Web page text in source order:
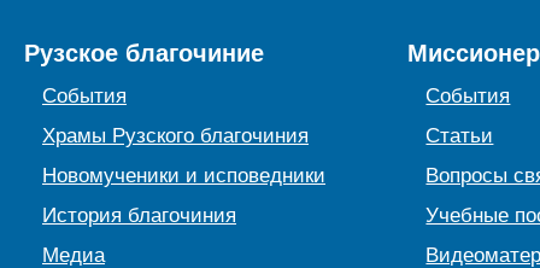
Рузское благочиние
События
Храмы Рузского благочиния
Новомученики и исповедники
История благочиния
Медиа
События
Статьи
Вопросы
Учебные